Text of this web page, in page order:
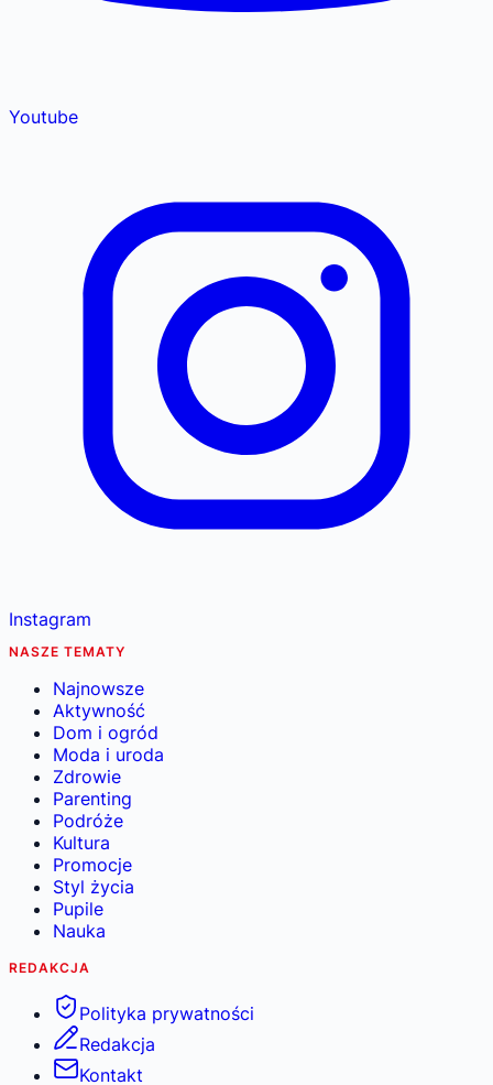
Youtube
Instagram
NASZE TEMATY
Najnowsze
Aktywność
Dom i ogród
Moda i uroda
Zdrowie
Parenting
Podróże
Kultura
Promocje
Styl życia
Pupile
Nauka
REDAKCJA
Polityka prywatności
Redakcja
Kontakt